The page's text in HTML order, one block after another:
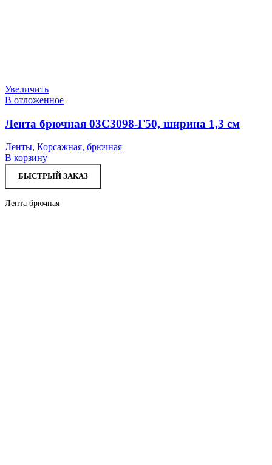
Увеличить
В отложенное
Лента брючная 03С3098-Г50, ширина 1,3 см
Ленты, Корсажная, брючная
В корзину
БЫСТРЫЙ ЗАКАЗ
Лента брючная